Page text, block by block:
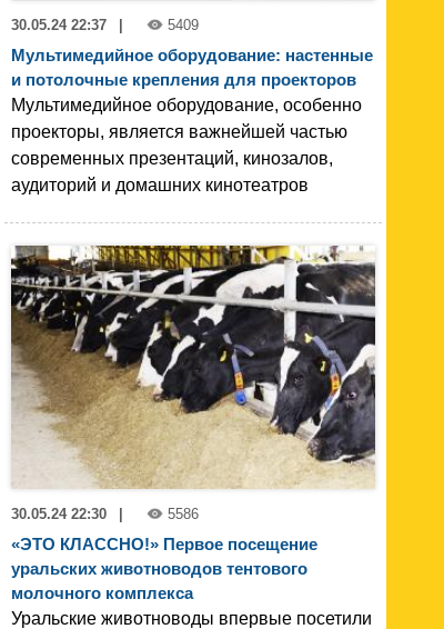
30.05.24 22:37 5409
Мультимедийное оборудование: настенные
и потолочные крепления для проекторов
Мультимедийное оборудование, особенно
проекторы, является важнейшей частью
современных презентаций, кинозалов,
аудиторий и домашних кинотеатров
30.05.24 22:30 | 5586
«ЭТО КЛАССНО!» Первое посещение
уральских животноводов тентового
молочного комплекса
Уральские животноводы впервые посетили